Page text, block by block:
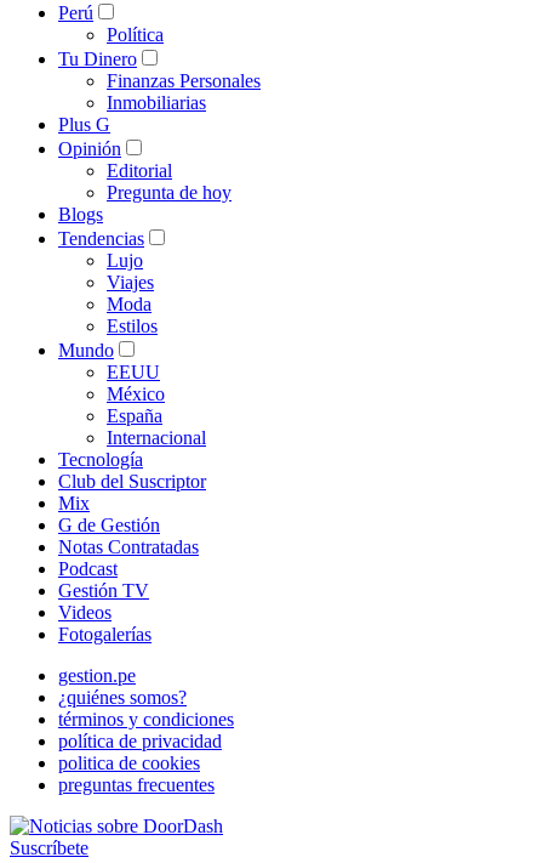
Perú
Política
Tu Dinero
Finanzas Personales
Inmobiliarias
Plus G
Opinión
Editorial
Pregunta de hoy
Blogs
Tendencias
Lujo
Viajes
Moda
Estilos
Mundo
EEUU
México
España
Internacional
Tecnología
Club del Suscriptor
Mix
G de Gestión
Notas Contratadas
Podcast
Gestión TV
Videos
Fotogalerías
gestion.pe
¿quiénes somos?
términos y condiciones
política de privacidad
politica de cookies
preguntas frecuentes
Suscríbete